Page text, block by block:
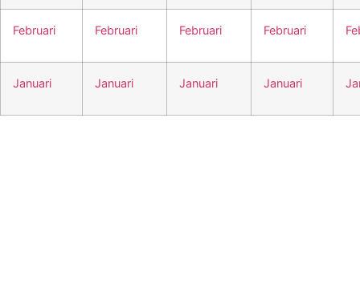
Februari Februari Februari Februari
Januari Januari Januari Januari